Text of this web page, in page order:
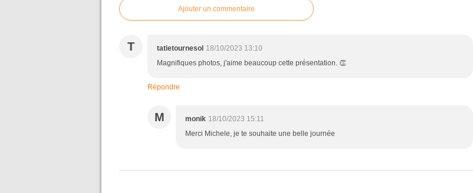
Ajouter un commentaire
T tatietournesol 18/10/2023 13:10
Magnifiques photos, j'aime beaucoup cette présentation. 👏
Répondre
M monik 18/10/2023 15:11
Merci Michele, je te souhaite une belle journée